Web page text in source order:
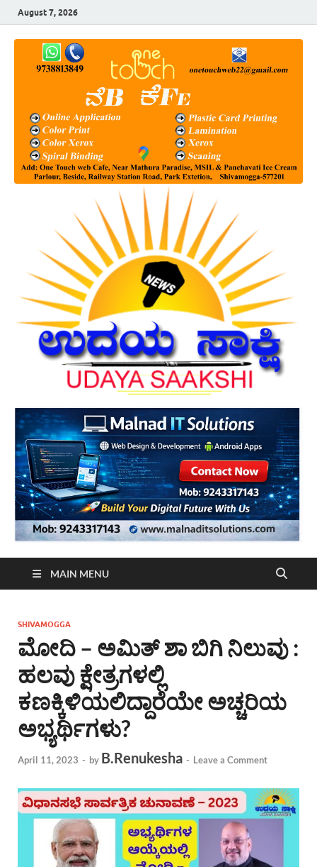
August 7, 2026
MAIN MENU
SHIVAMOGGA
ಮೋದಿ – ಅಮಿತ್ ಶಾ ಬಿಗಿ ನಿಲುವು :
ಹಲವು ಕ್ಷೇತ್ರಗಳಲ್ಲಿ
ಕಣಕ್ಕಿಳಿಯಲಿದ್ದಾರೆಯೇ ಅಚ್ಚರಿಯ
ಅಭ್ಯರ್ಥಿಗಳು?
April 11, 2023 - by B.Renukesha - Leave a Comment